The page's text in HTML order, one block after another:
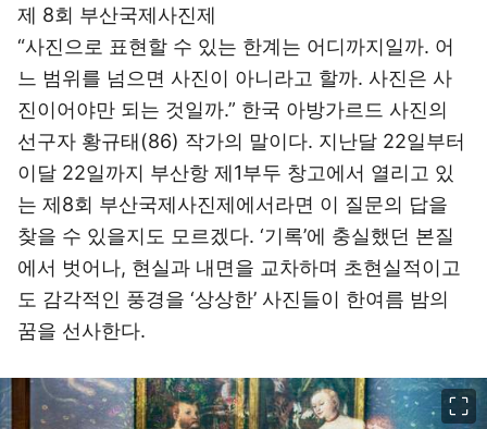
제 8회 부산국제사진제
“사진으로 표현할 수 있는 한계는 어디까지일까. 어
느 범위를 넘으면 사진이 아니라고 할까. 사진은 사
진이어야만 되는 것일까.” 한국 아방가르드 사진의
선구자 황규태(86) 작가의 말이다. 지난달 22일부터
이달 22일까지 부산항 제1부두 창고에서 열리고 있
는 제8회 부산국제사진제에서라면 이 질문의 답을
찾을 수 있을지도 모르겠다. ‘기록’에 충실했던 본질
에서 벗어나, 현실과 내면을 교차하며 초현실적이고
도 감각적인 풍경을 ‘상상한’ 사진들이 한여름 밤의
꿈을 선사한다.